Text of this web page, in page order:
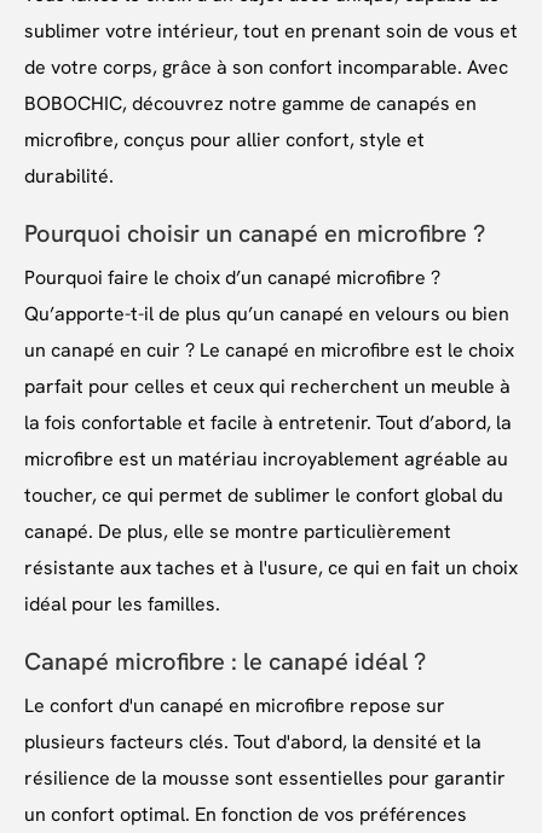
sublimer votre intérieur, tout en prenant soin de vous et
de votre corps, grâce à son confort incomparable. Avec
BOBOCHIC, découvrez notre gamme de canapés en
microfibre, conçus pour allier confort, style et
durabilité.
Pourquoi choisir un canapé en microfibre ?
Pourquoi faire le choix d’un canapé microfibre ?
Qu’apporte-t-il de plus qu’un canapé en velours ou bien
un canapé en cuir ? Le canapé en microfibre est le choix
parfait pour celles et ceux qui recherchent un meuble à
la fois confortable et facile à entretenir. Tout d’abord, la
microfibre est un matériau incroyablement agréable au
toucher, ce qui permet de sublimer le confort global du
canapé. De plus, elle se montre particulièrement
résistante aux taches et à l'usure, ce qui en fait un choix
idéal pour les familles.
Canapé microfibre : le canapé idéal ?
Le confort d'un canapé en microfibre repose sur
plusieurs facteurs clés. Tout d'abord, la densité et la
résilience de la mousse sont essentielles pour garantir
un confort optimal. En fonction de vos préférences